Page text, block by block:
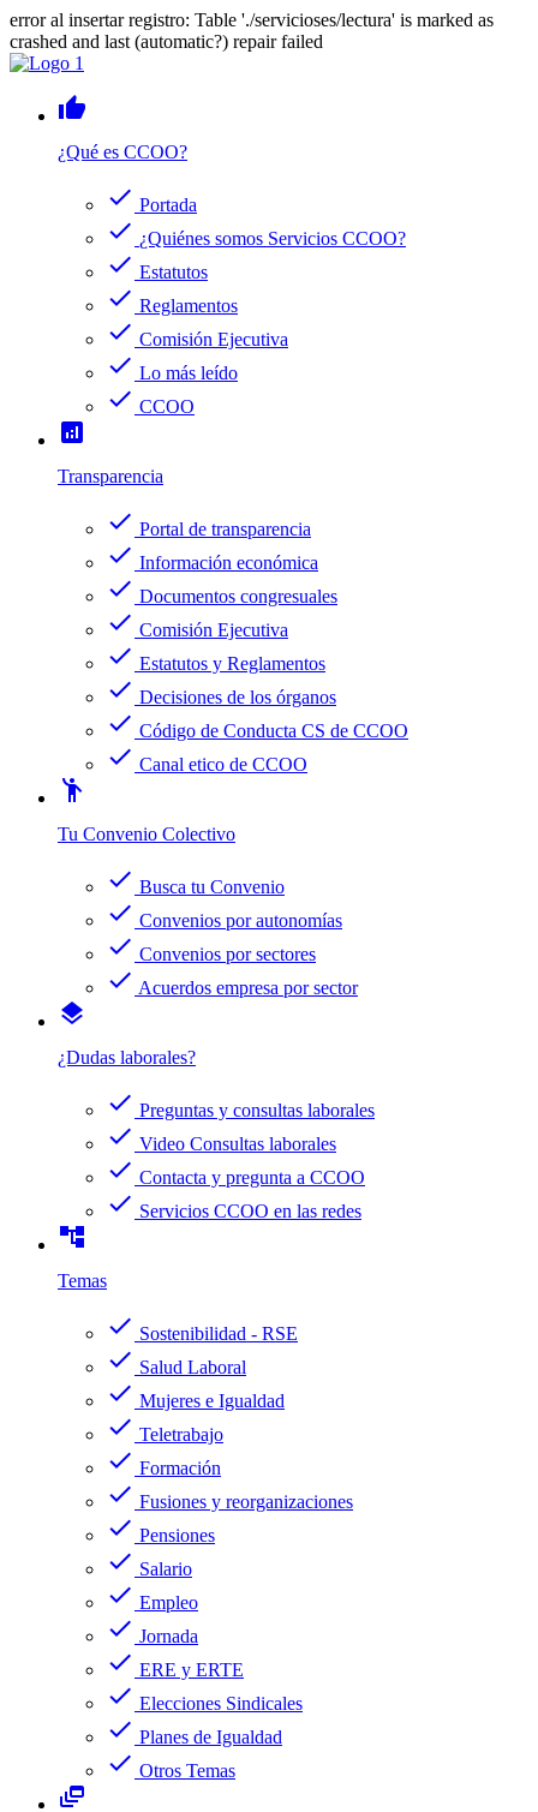
error al insertar registro: Table './servicioses/lectura' is marked as
crashed and last (automatic?) repair failed
thumb_up
¿Qué es CCOO?
check Portada
check ¿Quiénes somos Servicios CCOO?
check Estatutos
check Reglamentos
check Comisión Ejecutiva
check Lo más leído
check CCOO
analytics
Transparencia
check Portal de transparencia
check Información económica
check Documentos congresuales
check Comisión Ejecutiva
check Estatutos y Reglamentos
check Decisiones de los órganos
check Código de Conducta CS de CCOO
check Canal etico de CCOO
emoji_people
Tu Convenio Colectivo
check Busca tu Convenio
check Convenios por autonomías
check Convenios por sectores
check Acuerdos empresa por sector
layers
¿Dudas laborales?
check Preguntas y consultas laborales
check Video Consultas laborales
check Contacta y pregunta a CCOO
check Servicios CCOO en las redes
account_tree
Temas
check Sostenibilidad - RSE
check Salud Laboral
check Mujeres e Igualdad
check Teletrabajo
check Formación
check Fusiones y reorganizaciones
check Pensiones
check Salario
check Empleo
check Jornada
check ERE y ERTE
check Elecciones Sindicales
check Planes de Igualdad
check Otros Temas
dynamic_feed